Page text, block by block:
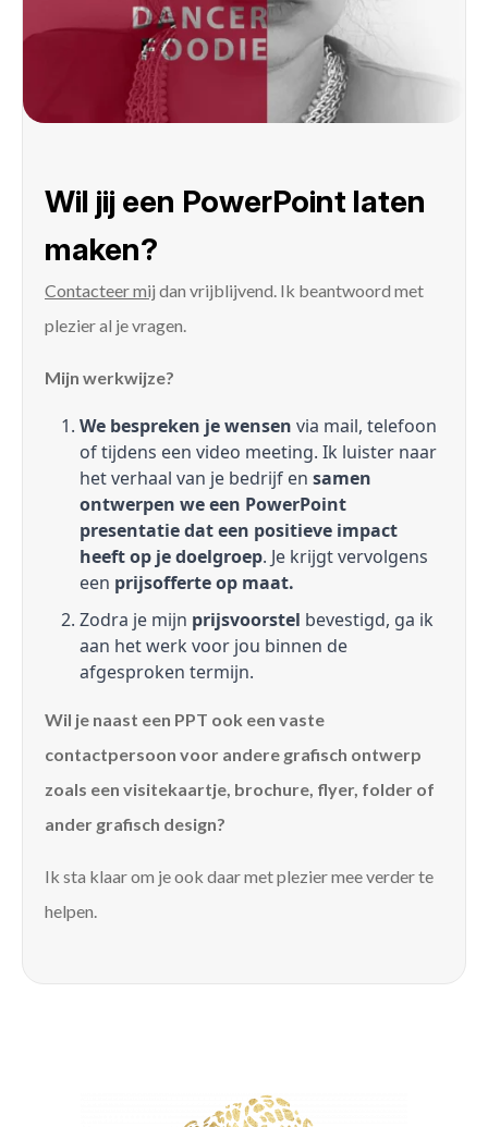
Wil jij een PowerPoint laten
maken?
Contacteer mij dan vrijblijvend. Ik beantwoord met
plezier al je vragen.
Mijn werkwijze?
We bespreken je wensen via mail, telefoon
of tijdens een video meeting. Ik luister naar
het verhaal van je bedrijf en samen
ontwerpen we een PowerPoint
presentatie dat een positieve impact
heeft op je doelgroep. Je krijgt vervolgens
een prijsofferte op maat.
Zodra je mijn prijsvoorstel bevestigd, ga ik
aan het werk voor jou binnen de
afgesproken termijn.
Wil je naast een PPT ook een vaste
contactpersoon voor andere grafisch ontwerp
zoals een visitekaartje, brochure, flyer, folder of
ander grafisch design?
Ik sta klaar om je ook daar met plezier mee verder te
helpen.